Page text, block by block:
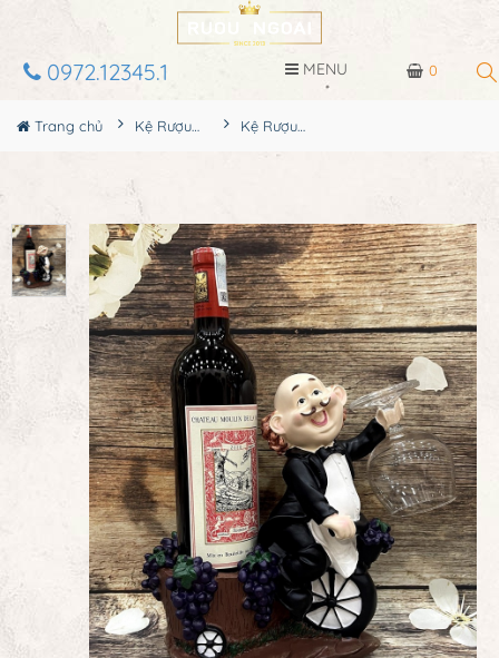
0
0972.12345.1 MENU
Trang chủ Kệ Rượu Siêu Đẹp Kệ Rượu Đầu Bếp MS2